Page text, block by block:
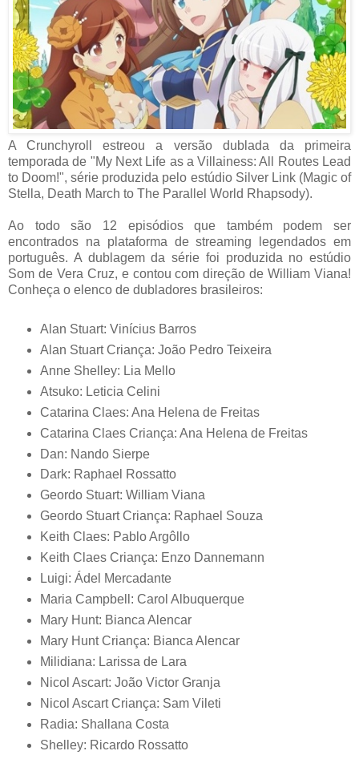
A Crunchyroll estreou a versão dublada da primeira
temporada de "My Next Life as a Villainess: All Routes Lead
to Doom!", série produzida pelo estúdio Silver Link (Magic of
Stella, Death March to The Parallel World Rhapsody).
Ao todo são 12 episódios que também podem ser
encontrados na plataforma de streaming legendados em
português. A dublagem da série foi produzida no estúdio
Som de Vera Cruz, e contou com direção de William Viana!
Conheça o elenco de dubladores brasileiros:
Alan Stuart: Vinícius Barros
Alan Stuart Criança: João Pedro Teixeira
Anne Shelley: Lia Mello
Atsuko: Leticia Celini
Catarina Claes: Ana Helena de Freitas
Catarina Claes Criança: Ana Helena de Freitas
Dan: Nando Sierpe
Dark: Raphael Rossatto
Geordo Stuart: William Viana
Geordo Stuart Criança: Raphael Souza
Keith Claes: Pablo Argôllo
Keith Claes Criança: Enzo Dannemann
Luigi: Ádel Mercadante
Maria Campbell: Carol Albuquerque
Mary Hunt: Bianca Alencar
Mary Hunt Criança: Bianca Alencar
Milidiana: Larissa de Lara
Nicol Ascart: João Victor Granja
Nicol Ascart Criança: Sam Vileti
Radia: Shallana Costa
Shelley: Ricardo Rossatto